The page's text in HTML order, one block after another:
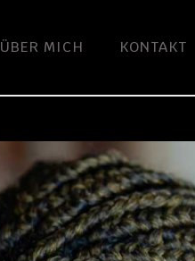
ÜBER MICH KONTAKT